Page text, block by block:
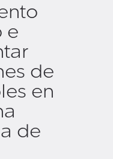
e
de
en
de